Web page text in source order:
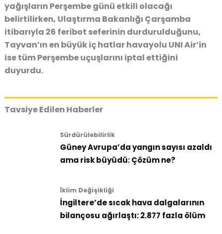
yağışların Perşembe günü etkili olacağı
belirtilirken, Ulaştırma Bakanlığı Çarşamba
itibarıyla 26 feribot seferinin durdurulduğunu,
Tayvan’ın en büyük iç hatlar havayolu UNI Air’in
ise tüm Perşembe uçuşlarını iptal ettiğini
duyurdu.
Tavsiye Edilen Haberler
Sürdürülebilirlik
Güney Avrupa’da yangın sayısı azaldı
ama risk büyüdü: Çözüm ne?
İklim Değişikliği
İngiltere’de sıcak hava dalgalarının
bilançosu ağırlaştı: 2.877 fazla ölüm